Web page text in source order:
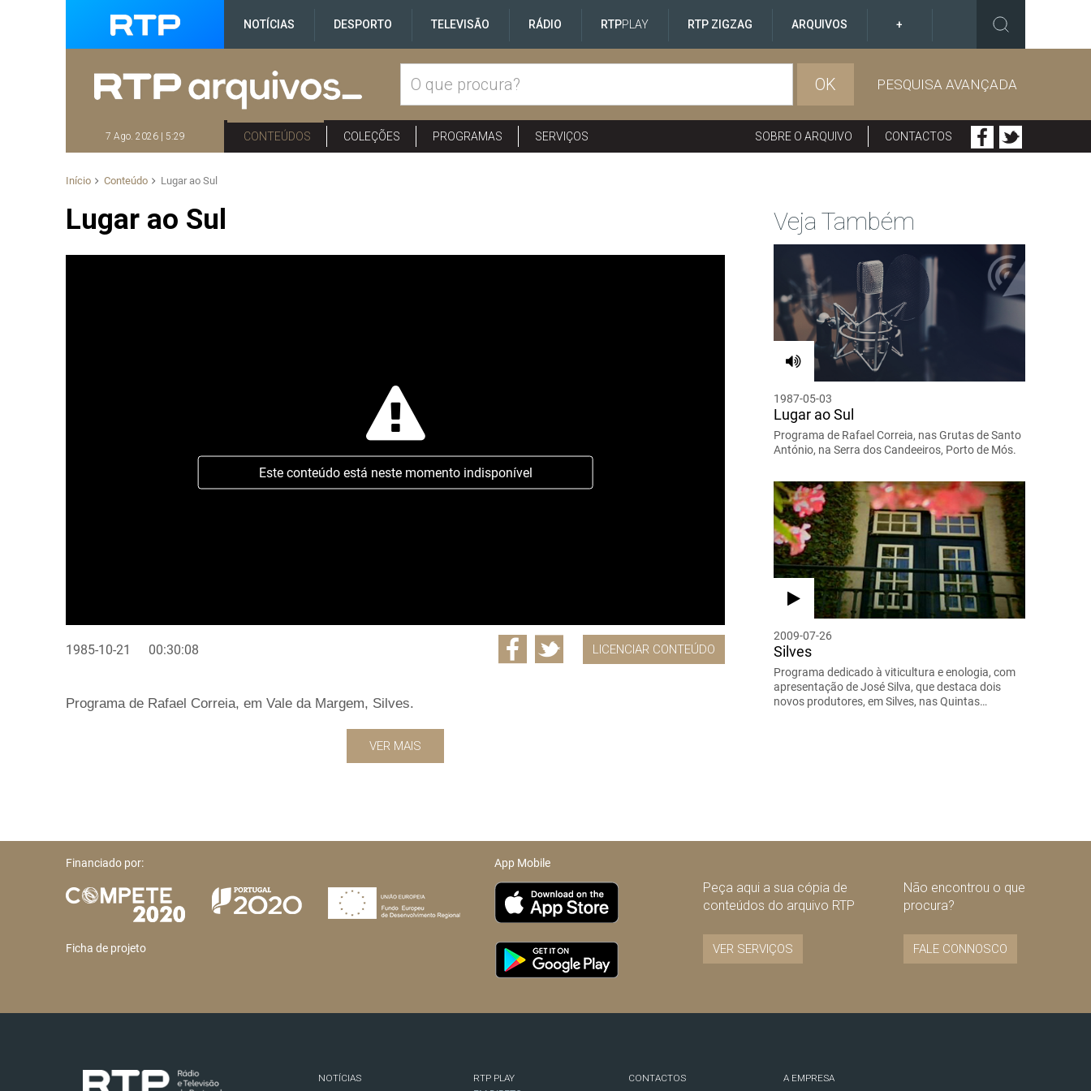
NOTÍCIAS DESPORTO TELEVISÃO RÁDIO RTPPLAY RTP ZIGZAG ARQUIVOS +
OK PESQUISA AVANÇADA
7 Ago. 2026 | 5:29 CONTEÚDOS COLEÇÕES PROGRAMAS SERVIÇOS SOBRE O ARQUIVO CONTACTOS
Início Conteúdo Lugar ao Sul
Lugar ao Sul
Este conteúdo está neste momento indisponível
1985-10-21 00:30:08 LICENCIAR CONTEÚDO
Programa de Rafael Correia, em Vale da Margem, Silves.
VER MAIS
Veja Também
1987-05-03
Lugar ao Sul
Programa de Rafael Correia, nas Grutas de Santo
António, na Serra dos Candeeiros, Porto de Mós.
2009-07-26
Silves
Programa dedicado à viticultura e enologia, com
apresentação de José Silva, que destaca dois
novos produtores, em Silves, nas Quintas…
Financiado por:
Ficha de projeto
App Mobile
Peça aqui a sua cópia de
conteúdos do arquivo RTP
VER SERVIÇOS
Não encontrou o que
procura?
FALE CONNOSCO
NOTÍCIAS
RTP PLAY
CONTACTOS
A EMPRESA